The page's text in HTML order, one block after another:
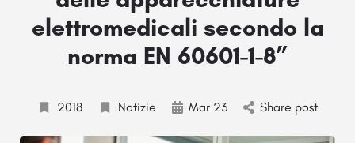
elettromedicali secondo la
norma EN 60601-1-8”
2018 Notizie Mar 23 Share post